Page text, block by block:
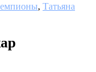
, Татьяна